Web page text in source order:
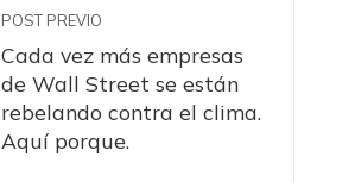
POST PREVIO
Cada vez más empresas
de Wall Street se están
rebelando contra el clima.
Aquí porque.